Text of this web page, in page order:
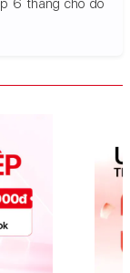
6 tháng cho đồ